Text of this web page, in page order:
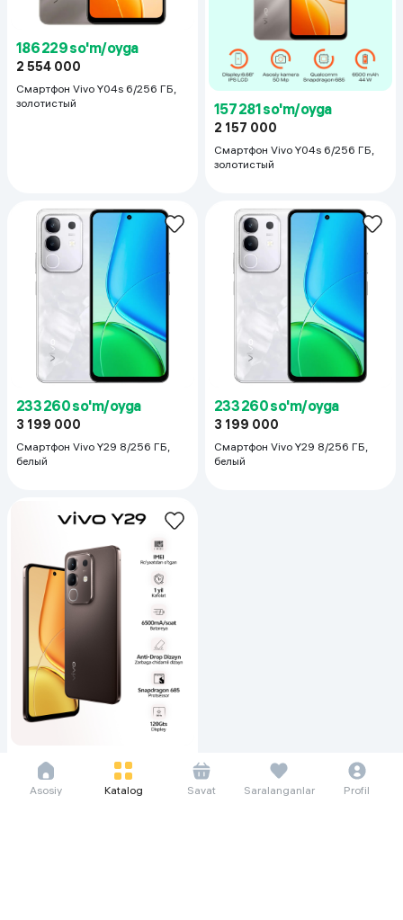
186 229 so'm/oyga
2 554 000
Смартфон Vivo Y04s 6/256 ГБ,
золотистый
157 281 so'm/oyga
2 157 000
Смартфон Vivo Y04s 6/256 ГБ,
золотистый
233 260 so'm/oyga
3 199 000
Смартфон Vivo Y29 8/256 ГБ,
белый
233 260 so'm/oyga
3 199 000
Смартфон Vivo Y29 8/256 ГБ,
белый
246 021 so'm/oyga
3 374 000
Asosiy Katalog Savat Saralanganlar Profil